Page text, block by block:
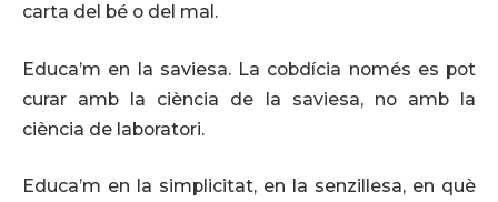
carta del bé o del mal.
Educa’m en la saviesa. La cobdícia només es pot
curar amb la ciència de la saviesa, no amb la
ciència de laboratori.
Educa’m en la simplicitat, en la senzillesa, en què